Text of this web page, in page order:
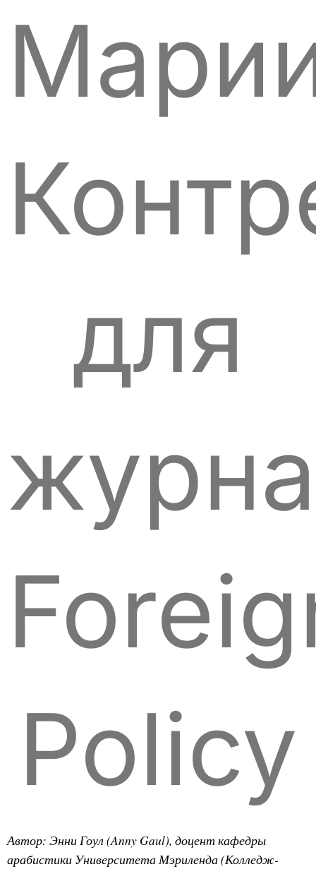
для
Policy
Автор: Энни Гоул (Anny Gaul), доцент кафедры
арабистики Университета Мэриленда (Колледж-